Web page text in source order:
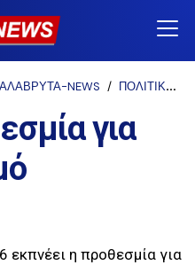
NEWS ΠΟΛΙΤΙΚΗ ΠΡΟΣΤΑΣΙΑ
για
εκπνέει η προθεσμία για